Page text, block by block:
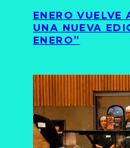
ENERO VUELVE
UNA NUEVA
ENERO”